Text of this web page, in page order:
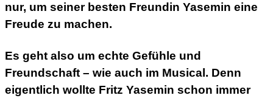
nur, um seiner besten Freundin Yasemin eine
Freude zu machen.
Es geht also um echte Gefühle und
Freundschaft – wie auch im Musical. Denn
eigentlich wollte Fritz Yasemin schon immer